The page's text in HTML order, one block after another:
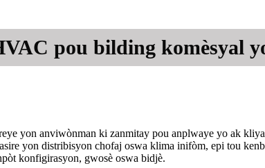
pou bilding komèsyal
yon anviwònman ki zanmitay pou anplwaye yo ak
yon distribisyon chofaj oswa klima inifòm, epi tou
konfigirasyon, gwosè oswa bidjè.